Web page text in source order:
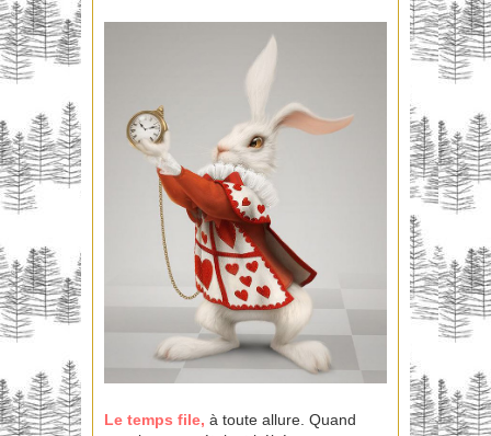
Le temps file, à toute allure. Quand